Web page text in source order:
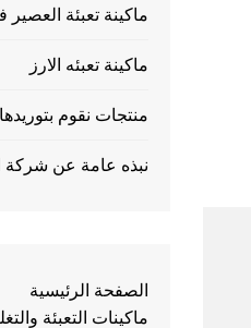
ماكينة تعبئة
ماكينة تعبئه الارز
منتجات نقوم
نبذه عامة عن
الصفحة الرئيسية
ماكينات التعبئة